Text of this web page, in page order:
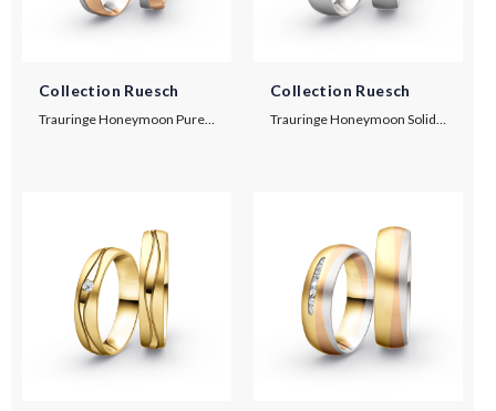
Collection Ruesch
Trauringe Honeymoon Pure V
Collection Ruesch
Trauringe Honeymoon Solid IX